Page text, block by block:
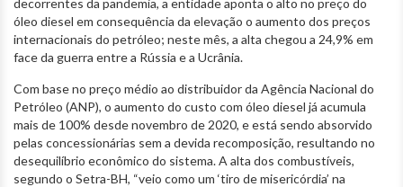
óleo diesel em consequência da elevação o aumento dos preços
internacionais do petróleo; neste mês, a alta chegou a 24,9% em
face da guerra entre a Rússia e a Ucrânia.
Com base no preço médio ao distribuidor da Agência Nacional do
Petróleo (ANP), o aumento do custo com óleo diesel já acumula
mais de 100% desde novembro de 2020, e está sendo absorvido
pelas concessionárias sem a devida recomposição, resultando no
desequilíbrio econômico do sistema. A alta dos combustíveis,
segundo o Setra-BH, “veio como um ‘tiro de misericórdia’ na